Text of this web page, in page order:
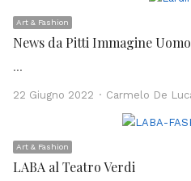
Art & Fashion
News da Pitti Immagine Uomo
…
22 Giugno 2022 Author
Carmelo De
Art & Fashion
LABA al Teatro Verdi